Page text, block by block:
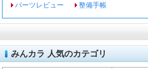
パーツレビュー 整備手帳
みんカラ 人気のカテゴリ